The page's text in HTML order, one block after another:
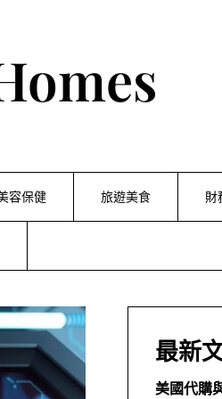
容保健 旅遊美食 財
最新
美國代購